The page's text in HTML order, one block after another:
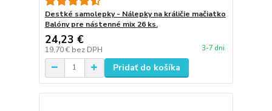
Destké samolepky - Nálepky na králičie mačiatko
Balóny pre nástenné mix 26 ks.
24,23 €
19,70 € bez DPH 3-7 dni
Pridať do košíka